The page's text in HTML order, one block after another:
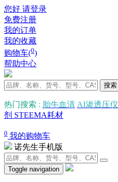
您好 请登录
免费注册
我的订单
我的收藏
购物车(0)
帮助中心
搜索
热门搜索 : 胎牛血清 AI渗透压仪
剂 STEEMA耗材
0 我的购物车
诺先生手机版
Toggle navigation